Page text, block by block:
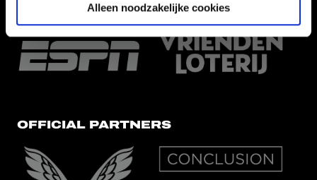
Alleen noodzakelijke cookies
EREDIVISIEPARTNERS
OFFICIAL PARTNERS